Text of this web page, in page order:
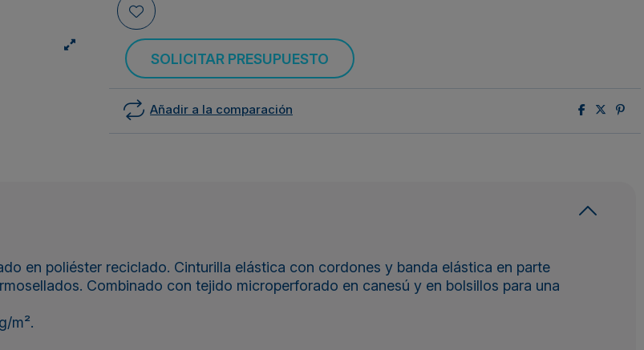
SOLICITAR PRESUPUESTO
Añadir a la comparación
en poliéster reciclado. Cinturilla elástica con cordones y banda elástica en parte
Combinado con tejido microperforado en canesú y en bolsillos para una
m².